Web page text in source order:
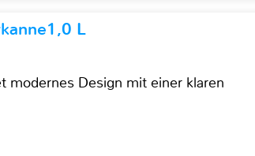
L
modernes Design mit einer klaren